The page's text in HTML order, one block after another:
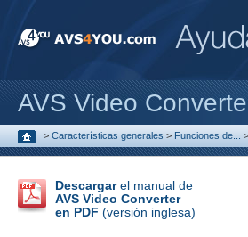
AVS Video
> Características generales > Funciones de... >
Descargarel manual de
AVS Video Converter
en PDF (versión inglesa)